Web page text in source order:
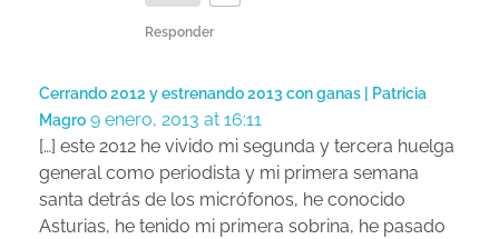
Responder
Cerrando 2012 y estrenando 2013 con ganas | Patricia
Magro 9 enero, 2013 at 16:11
[…] este 2012 he vivido mi segunda y tercera huelga
general como periodista y mi primera semana
santa detrás de los micrófonos, he conocido
Asturias, he tenido mi primera sobrina, he pasado